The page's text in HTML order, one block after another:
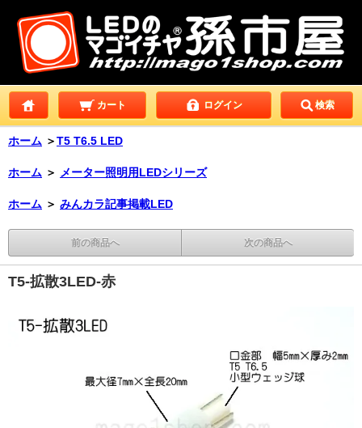
カート ログイン 検索
ホーム ＞T5 T6.5 LED
ホーム ＞ メーター照明用LEDシリーズ
ホーム ＞ みんカラ記事掲載LED
前の商品へ 次の商品へ
T5-拡散3LED-赤